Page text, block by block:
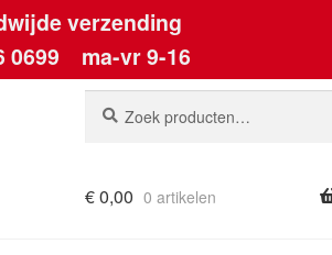
verzending
0699 ma-vr 9-16
naar:
€0,00 0 artikelen